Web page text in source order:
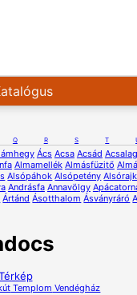
Q R S T
Ács Acsa Acsád Acsalag
Almamellék Almásfüzitő
Alsópáhok Alsópetény Alsórajk
Andrásfa Annavölgy
Ártánd Ásotthalom Ásványráró
Templom Vendégház